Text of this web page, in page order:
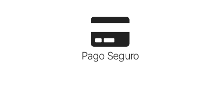
Pago Seguro